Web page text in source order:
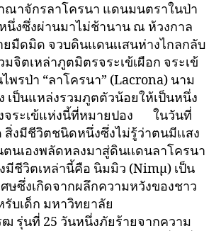
ณาจักรลาโครนา แดนมนตราในป่า
ซึ่งผ่านมาไม่ช้านาน ณ ห้วงกาล
ยมืดมิด จวบดินเเดนเเสนห่างไกลกลับ
จิตเหล่าภูตมิตรจระเข้เผือก จระเข้
พรป่า “ลาโครนา” (Lacrona) นาม
เป็นแหล่งรวมภูตตัวน้อยให้เป็นหนึ่ง
จระเข้แห่งนี้ที่หมายปอง ในวันที่
สิ่งมีชีวิตชนิดหนึ่งซึ่งไม่รู้ว่าตนมีเเสง
ตนเองพลัดหลงมาสู่ดินเเดนลาโครนา
มีชีวิตเหล่านี้คือ นิมมิว (Nimμ) เป็น
ศษซึ่งเกิดจากผลึกความหวังของชาว
บเด็ก มหาวิทยาลัย
รุ่นที่ 25 วันหนึ่งภัยร้ายจากความ